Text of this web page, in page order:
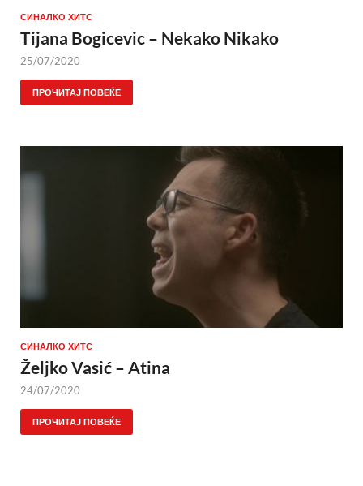
СИНАЛКО ХИТС
Tijana Bogicevic – Nekako Nikako
25/07/2020
ПРОЧИТАЈ ПОВЕЌЕ
СИНАЛКО ХИТС
Željko Vasić – Atina
24/07/2020
ПРОЧИТАЈ ПОВЕЌЕ